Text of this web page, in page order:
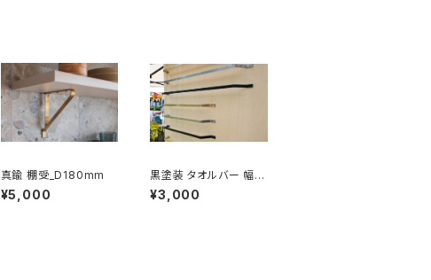
真鍮 棚受_D180mm
¥5,000
黒塗装 タオルバー 幅2
00mm
¥3,000